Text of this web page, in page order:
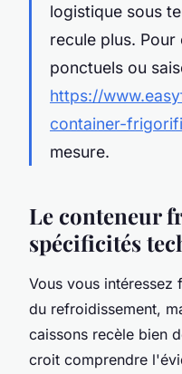
logistique sous
recule plus.
ponctuels ou
https://
container-
mesure.
Le conteneur
spécificités
Vous vous intéressez
du refroidissement,
caissons recèle bien
croit comprendre